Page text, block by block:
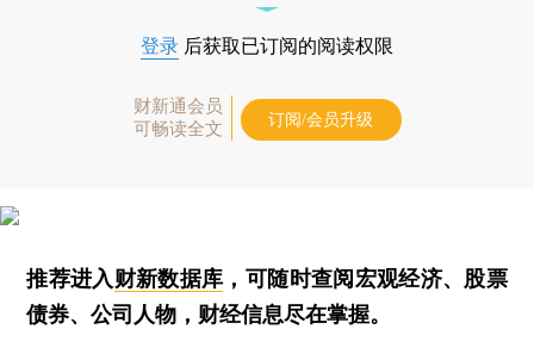
登录 后获取已订阅的阅读权限
财新通会员
可畅读全文
订阅/会员升级
推荐进入财新数据库 ，可随时查阅宏观经济、股票
债券、公司人物，财经信息尽在掌握。